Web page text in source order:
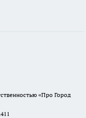
«Про Город